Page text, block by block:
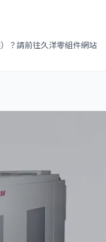
？請前往久洋零組件網站